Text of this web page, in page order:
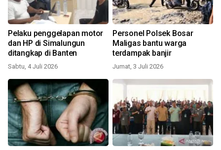
Pelaku penggelapan motor
dan HP di Simalungun
ditangkap di Banten
Sabtu, 4 Juli 2026
Personel Polsek Bosar
Maligas bantu warga
terdampak banjir
Jumat, 3 Juli 2026